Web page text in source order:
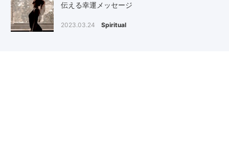
伝える幸運メッセージ
2023.03.24 Spiritual